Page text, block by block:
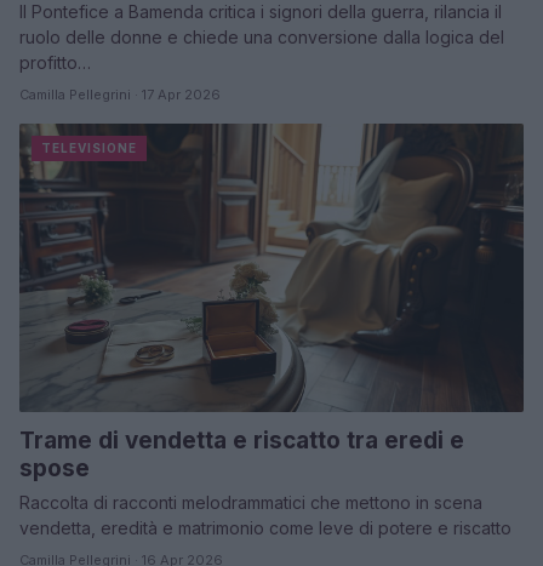
Il Pontefice a Bamenda critica i signori della guerra, rilancia il
ruolo delle donne e chiede una conversione dalla logica del
profitto…
Camilla Pellegrini · 17 Apr 2026
TELEVISIONE
Trame di vendetta e riscatto tra eredi e
spose
Raccolta di racconti melodrammatici che mettono in scena
vendetta, eredità e matrimonio come leve di potere e riscatto
Camilla Pellegrini · 16 Apr 2026